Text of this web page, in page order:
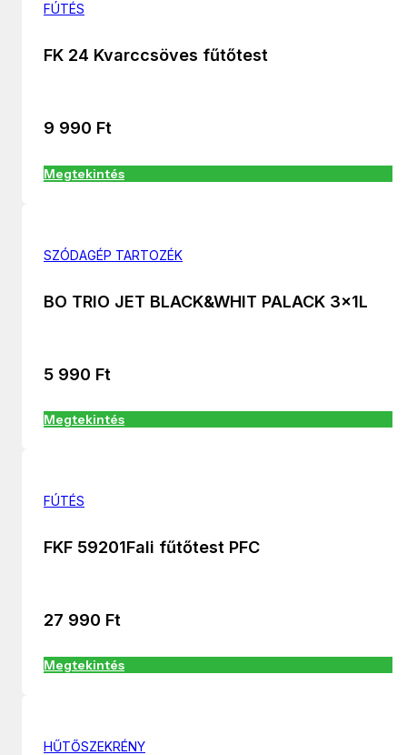
FÚTÉS
FK 24 Kvarccsöves fűtőtest
9 990 Ft
Megtekintés
SZÓDAGÉP TARTOZÉK
BO TRIO JET BLACK&WHIT PALACK 3x1L
5 990 Ft
Megtekintés
FÚTÉS
FKF 59201Fali fűtőtest PFC
27 990 Ft
Megtekintés
HŰTŐSZEKRÉNY